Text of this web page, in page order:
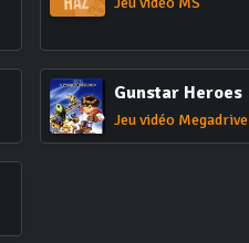
Gunstar Heroes
Jeu vidéo Megadrive